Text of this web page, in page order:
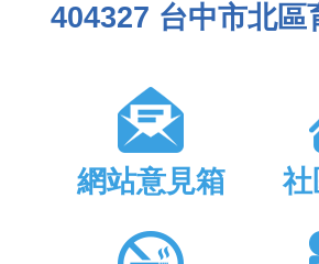
404327 台中市北區
網站意見箱 社